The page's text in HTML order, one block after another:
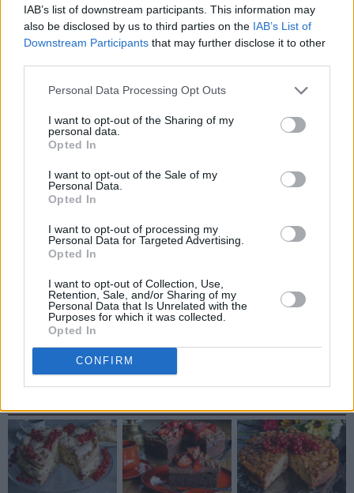
IAB’s list of downstream participants. This information may
also be disclosed by us to third parties on the IAB’s List of
Downstream Participants that may further disclose it to other
Personal Data Processing Opt Outs
I want to opt-out of the Sharing of my
personal data.
Opted In
I want to opt-out of the Sale of my
Personal Data.
Opted In
I want to opt-out of processing my
Personal Data for Targeted Advertising.
Opted In
I want to opt-out of Collection, Use,
Retention, Sale, and/or Sharing of my
Personal Data that Is Unrelated with the
Purposes for which it was collected.
Opted In
CONFIRM
Send meg e-post når mitt innlegg blir kommentert
Hvetekyllinger
Siste oppskrifter